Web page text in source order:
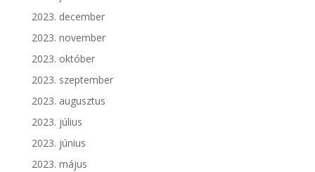
2023. december
2023. november
2023. október
2023. szeptember
2023. augusztus
2023. július
2023. június
2023. május